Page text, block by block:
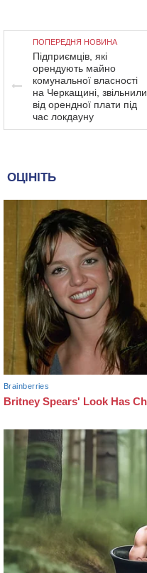
ПОПЕРЕДНЯ НОВИНА
Підприємців, які
орендують майно
комунальної власності
на Черкащині, звільнили
від орендної плати під
час локдауну